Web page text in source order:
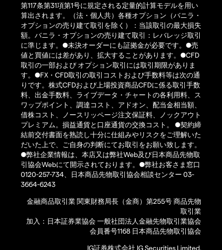
第117条第31項第1号に規定される定量的計算モデルを用い
算出されます。（法・個人共）各種オプション（バニラ・
オプションの売り建て取引を除く）：当該取引の最大損失
額。バニラ・オプションの売り建て取引：レバレッジ取引
に準じます。●未決オーダーにも証拠金が必要です。●売
値と買値には差があり、拡大することがあります。●CFD
取引の一部および オプション取引には取引期限がありま
す。●FX・CFD取引の取引コストおよび手数料等は次の通
りです。株式CFDおよび上場投資商品CFDに係る取引手数
料、出金手数料、ライブデータ・チャートの各利用料、ス
ワップポイント、調達コスト、アドオン、配当金相当額、
借株コスト、ノースリッページ注文保証料、ノックアウト
プレミアム。損益通貨と口座通貨の交換コスト。 ●契約締
結前交付書面を熟読し十分に仕組みやリスクをご理解いた
だいた上で、ご自身の判断にてお取引をお願い致します。
●弊社企業情報は、本店又は弊社Web及び日本商品先物取
引協会Webにて開示されております。●弊社お客さま窓口
0120-257-734、日本商品先物取引協会相談センター 03-
3664-6243
金融商品取引業 関東財務局長（金商）第255号 商品先物
取引業
加入：日本証券業協会 一般社団法人金融先物取引業協会
会員番号1168 日本商品先物取引協会
IG証券株式会社 IG Securities Limited.